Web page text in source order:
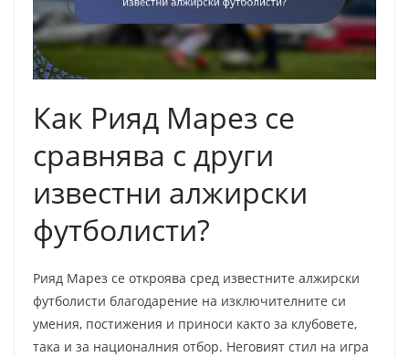
Как Рияд Марез се
сравнява с други
известни алжирски
футболисти?
Рияд Марез се откроява сред известните алжирски
футболисти благодарение на изключителните си
умения, постижения и приноси както за клубовете,
така и за националния отбор. Неговият стил на игра